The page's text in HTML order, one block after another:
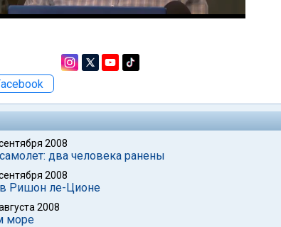
2008
два человека ранены
2008
в Ришон ле-Ционе
2008
море